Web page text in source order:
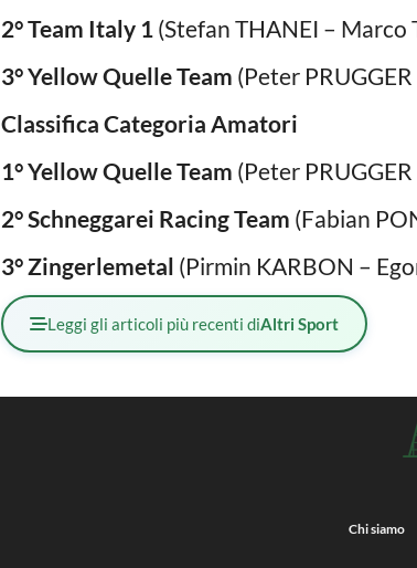
2° Team Italy 1 (Stefan THANEI – Marco
3° Yellow Quelle Team (Peter
Classifica Categoria Amatori
1° Yellow Quelle Team (Peter
2° Schneggarei Racing Team (Fabian
3° Zingerlemetal (Pirmin KARBON –
Leggi gli articoli più recenti diAltri Sport
Chi siamo